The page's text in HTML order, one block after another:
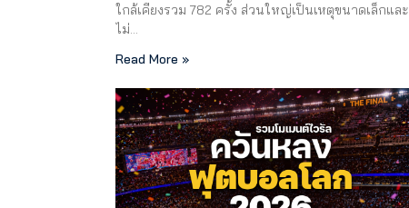
ใกล้เคียงรวม 782 ครั้ง ส่วนใหญ่เป็นเหตุขนาดเล็กและ
ไม่…
Read More »